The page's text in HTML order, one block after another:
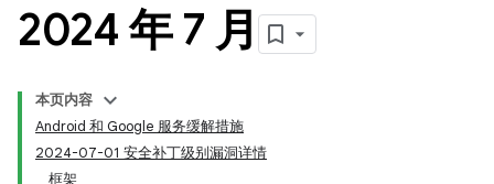
2024 年 7 月
本页内容
Android 和 Google 服务缓解措施
2024-07-01 安全补丁级别漏洞详情
框架